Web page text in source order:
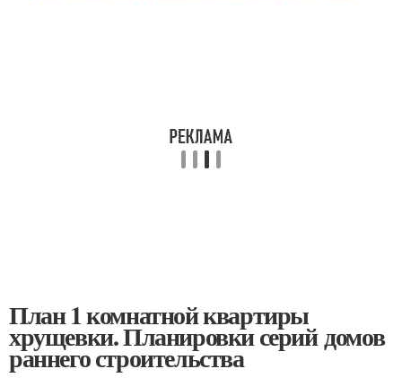
План 1 комнатной квартиры
хрущевки. Планировки серий домов
раннего строительства